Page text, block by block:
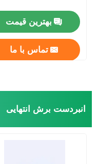
انبردست برش انتهایی
چنگال های چند منظوره
قیچی های ترکیبی
بهترین قیمت
تماس با ما
انبردست برش انتهایی